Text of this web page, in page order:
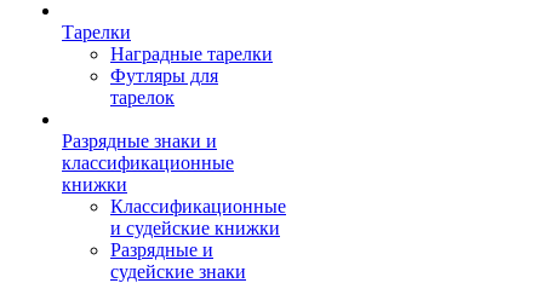
Тарелки
Наградные тарелки
Футляры для
тарелок
Разрядные знаки и
классификационные
книжки
Классификационные
и судейские книжки
Разрядные и
судейские знаки